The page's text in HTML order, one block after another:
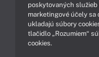
poskytovaných
marketingové účely sa
ukladajú súbory
tlačidlo „Rozumiem“
cookies.